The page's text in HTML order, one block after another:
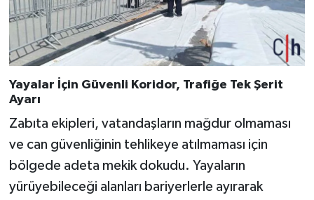
Yayalar İçin Güvenli Koridor, Trafiğe Tek Şerit
Ayarı
Zabıta ekipleri, vatandaşların mağdur olmaması
ve can güvenliğinin tehlikeye atılmaması için
bölgede adeta mekik dokudu. Yayaların
yürüyebileceği alanları bariyerlerle ayırarak